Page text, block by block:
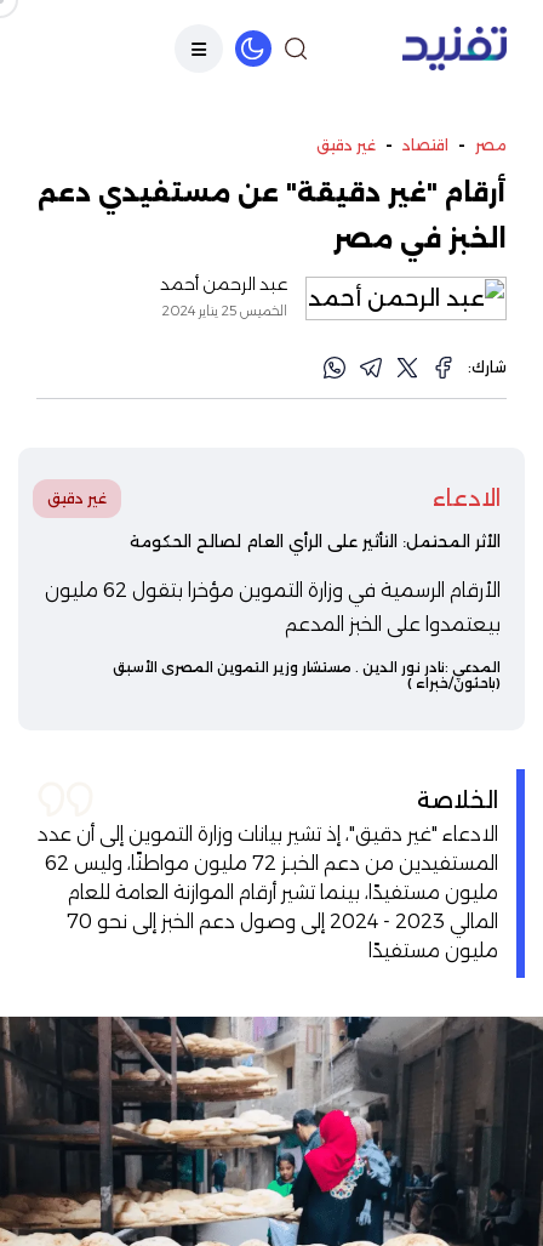
مصر - اقتصاد - غير دقيق
أرقام "غير دقيقة" عن مستفيدي دعم
الخبز في مصر
عبد الرحمن أحمد
الخميس 25 يناير 2024
شارك:
الادعاء غير دقيق
الأثر المحتمل: التأثير على الرأي العام لصالح الحكومة
الأرقام الرسمية في وزارة التموين مؤخرا بتقول 62 مليون
بيعتمدوا على الخبز المدعم
المدعي :نادر نور الدين . مستشار وزير التموين المصري الأسبق
(باحثون/خبراء )
الخلاصة
الادعاء "غير دقيق"، إذ تشير بيانات وزارة التموين إلى أن عدد
المستفيدين من دعم الخبـز 72 مليون مواطنًا، وليس 62
مليون مستفيدًا، بينما تشير أرقام الموازنة العامة للعام
المالي 2023 - 2024 إلى وصول دعم الخبز إلى نحو 70
مليون مستفيدًا